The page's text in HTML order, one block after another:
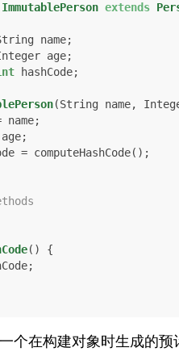
ImmutablePerson extends
name;
age;
hashCode;
(String name,
name;
= computeHashCode();
()
{
个在构建对象时生成的预